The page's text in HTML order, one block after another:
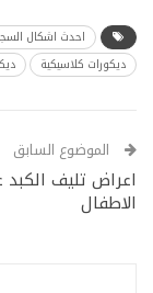
احدث اشكال
ديكورات كلاسيكية
الموضوع السابق
اعراض تليف الكبد
الاطفال